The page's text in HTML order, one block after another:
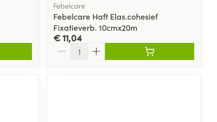
Febelcare
Febelcare Haft Elas.cohesief
Fixatieverb. 10cmx20m
€ 11,04